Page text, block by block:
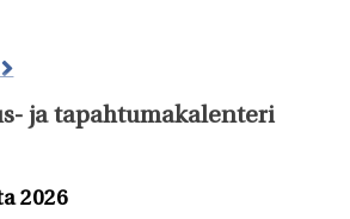
ja tapahtumakalenteri
2026